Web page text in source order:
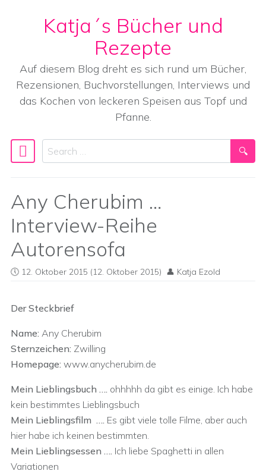
Skip to content
Katja´s Bücher und
Rezepte
Auf diesem Blog dreht es sich rund um Bücher,
Rezensionen, Buchvorstellungen, Interviews und
das Kochen von leckeren Speisen aus Topf und
Pfanne.
Main Navigation
Search
Any Cherubim …
Interview-Reihe
Autorensofa
12. Oktober 2015 (12. Oktober 2015) Katja Ezold
Der Steckbrief
Name: Any Cherubim
Sternzeichen: Zwilling
Homepage: www.anycherubim.de
Mein Lieblingsbuch …. ohhhhh da gibt es einige. Ich habe
kein bestimmtes Lieblingsbuch
Mein Lieblingsfilm …. Es gibt viele tolle Filme, aber auch
hier habe ich keinen bestimmten.
Mein Lieblingsessen …. Ich liebe Spaghetti in allen
Variationen